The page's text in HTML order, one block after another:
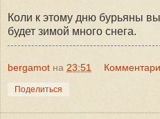
Коли к этому дню бурьяны
будет зимой много снега.
bergamot на 23:51
Поделиться